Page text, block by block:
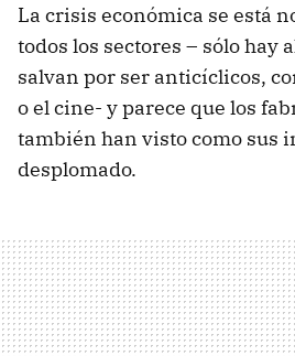
La crisis económica se está
todos los sectores – sólo hay
salvan por ser anticíclicos,
o el cine- y parece que los
también han visto como sus
desplomado.